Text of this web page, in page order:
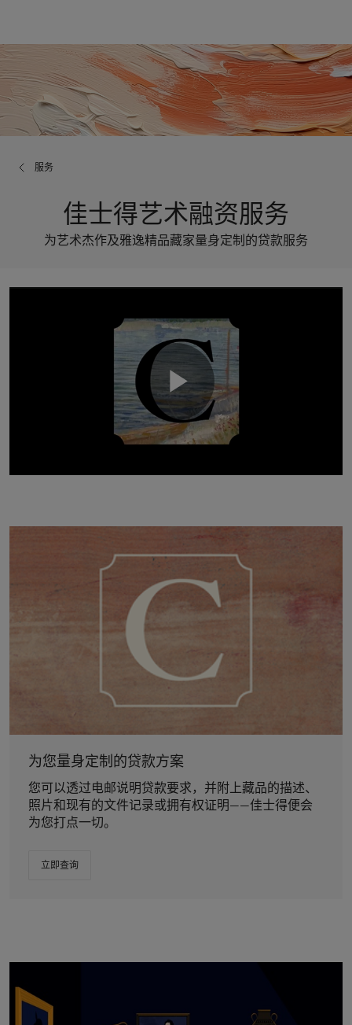
服务
佳士得艺术融资服务
为艺术杰作及雅逸精品藏家量身定制的贷款服务
Play
为您量身定制的贷款方案
您可以透过电邮说明贷款要求，并附上藏品的描述、
照片和现有的文件记录或拥有权证明——佳士得便会
为您打点一切。
立即查询